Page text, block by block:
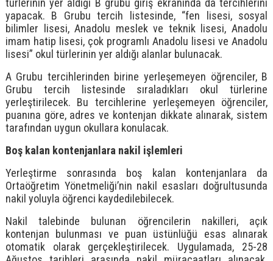
türlerinin yer aldığı B grubu giriş ekranında da tercihlerini
yapacak. B Grubu tercih listesinde, “fen lisesi, sosyal
bilimler lisesi, Anadolu meslek ve teknik lisesi, Anadolu
imam hatip lisesi, çok programlı Anadolu lisesi ve Anadolu
lisesi” okul türlerinin yer aldığı alanlar bulunacak.
A Grubu tercihlerinden birine yerleşemeyen öğrenciler, B
Grubu tercih listesinde sıraladıkları okul türlerine
yerleştirilecek. Bu tercihlerine yerleşemeyen öğrenciler,
puanına göre, adres ve kontenjan dikkate alınarak, sistem
tarafından uygun okullara konulacak.
Boş kalan kontenjanlara nakil işlemleri
Yerleştirme sonrasında boş kalan kontenjanlara da
Ortaöğretim Yönetmeliği’nin nakil esasları doğrultusunda
nakil yoluyla öğrenci kaydedilebilecek.
Nakil talebinde bulunan öğrencilerin nakilleri, açık
kontenjan bulunması ve puan üstünlüğü esas alınarak
otomatik olarak gerçekleştirilecek. Uygulamada, 25-28